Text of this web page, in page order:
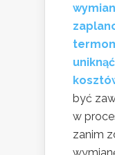
być
w
zanim